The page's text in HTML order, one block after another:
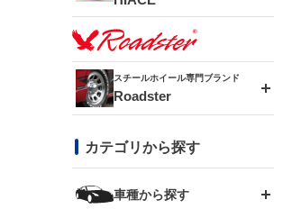
風神(180SX)
雷神(S15)
龍神(チェイサー)
レーシングライン
リアフェンダー
ブラッシュフェンダー
コンバットアイ
GTウイング
アルミホイール
MUD-SR7
MUD-S7
ボンネット
エアロシリーズ
LUX MODEL SP
LUX MODEL
RUGGER MODEL
オーバーフェンダー
リアウイング
スムージングバンパー
スチールホイール専門ブランド
Roadster
DAYTONA-RS
DAYTONA-RS NEO
カテゴリから探す
車種から探す